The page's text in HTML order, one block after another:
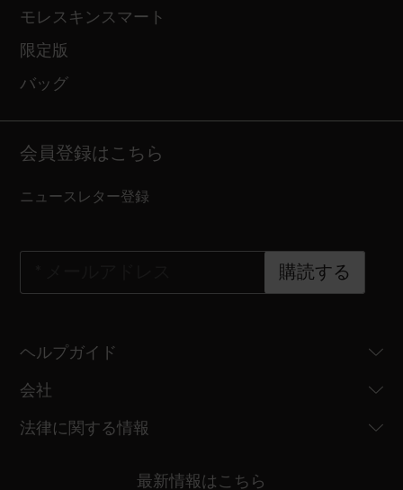
モレスキンスマート
限定版
バッグ
会員登録はこちら
ニュースレター登録
購読する
ヘルプガイド
会社
法律に関する情報
最新情報はこちら